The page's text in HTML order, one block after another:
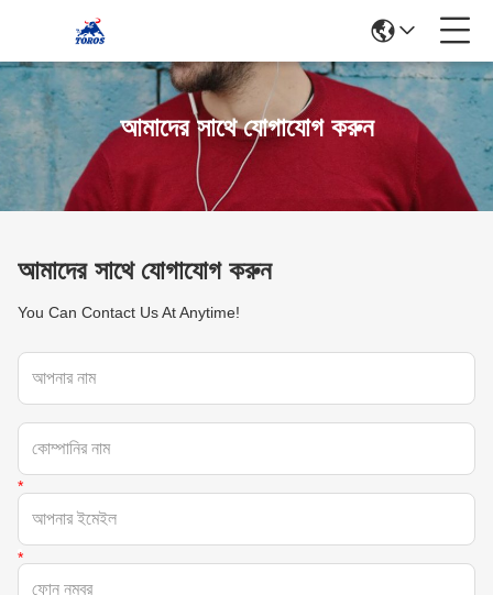
আমাদের সাথে যোগাযোগ করুন
আমাদের সাথে যোগাযোগ করুন
You Can Contact Us At Anytime!